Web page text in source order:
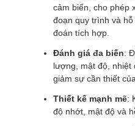
cảm biến, cho phép
đoạn quy trình và
đoán tích hợp.
Đánh giá đa biến:
lượng, mật độ, nhiệt
giảm sự cần thiết
Thiết kế mạnh mẽ:
độ nhớt, mật độ và